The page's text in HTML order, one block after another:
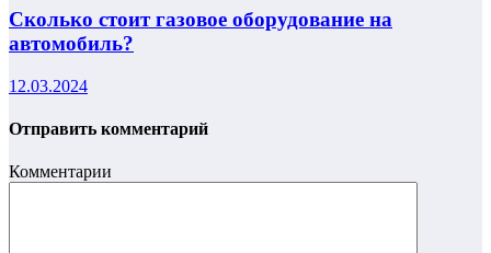
Сколько стоит газовое оборудование на
автомобиль?
12.03.2024
Отправить комментарий
Комментарии